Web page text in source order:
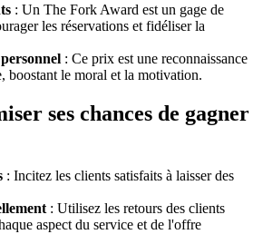
: Un The Fork Award est un gage de
les réservations et fidéliser la
: Ce prix est une reconnaissance
boostant le moral et la motivation.
ses chances de gagner
: Incitez les clients satisfaits à laisser des
: Utilisez les retours des clients
aspect du service et de l'offre